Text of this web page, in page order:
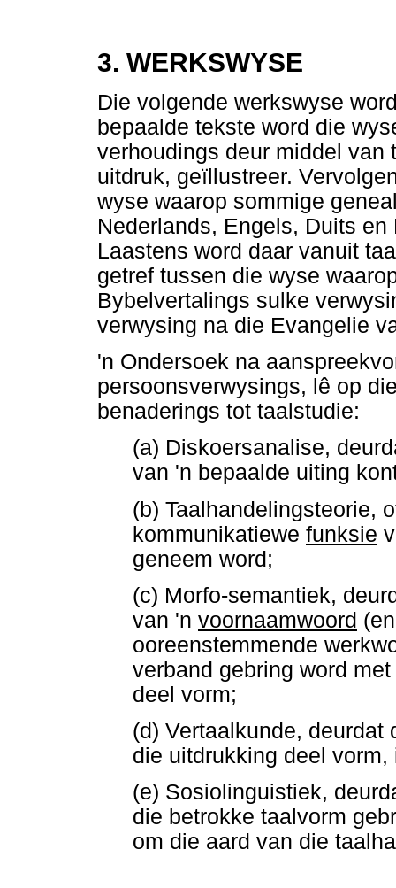
3. WERKSWYSE
Die volgende werkswyse
bepaalde tekste word die
verhoudings deur middel van
uitdruk, geïllustreer.
wyse waarop sommige
Nederlands, Engels, Duits
Laastens word daar vanuit
getref tussen die wyse
Bybelvertalings sulke
verwysing na die Evangelie
'n Ondersoek na
persoonsverwysings, lê op
benaderings tot taalstudie:
(a) Diskoersanalise,
van 'n bepaalde uiting
(b) Taalhandelingsteorie,
kommunikatiewe funksie
geneem word;
(c) Morfo-semantiek,
van 'n voornaamwoord
ooreenstemmende
verband gebring word
deel vorm;
(d) Vertaalkunde, deurdat
die uitdrukking deel
(e) Sosiolinguistiek,
die betrokke taalvorm
om die aard van die